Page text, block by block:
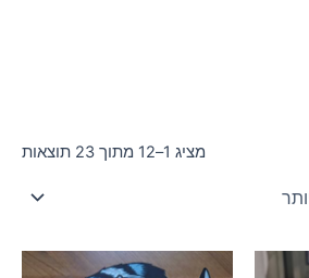
מציג 1–12 מתוך 23 תוצאות